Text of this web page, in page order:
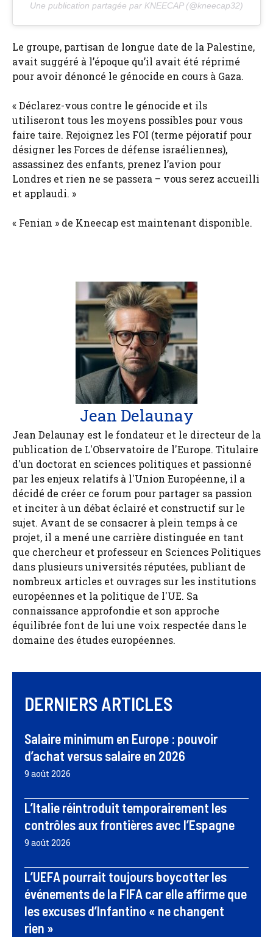
Une publication partagée par KNEECAP (@kneecap32)
Le groupe, partisan de longue date de la Palestine,
avait suggéré à l’époque qu’il avait été réprimé
pour avoir dénoncé le génocide en cours à Gaza.
« Déclarez-vous contre le génocide et ils
utiliseront tous les moyens possibles pour vous
faire taire. Rejoignez les FOI (terme péjoratif pour
désigner les Forces de défense israéliennes),
assassinez des enfants, prenez l’avion pour
Londres et rien ne se passera – vous serez accueilli
et applaudi. »
« Fenian » de Kneecap est maintenant disponible.
Jean Delaunay
Jean Delaunay est le fondateur et le directeur de la
publication de L'Observatoire de l'Europe. Titulaire
d'un doctorat en sciences politiques et passionné
par les enjeux relatifs à l'Union Européenne, il a
décidé de créer ce forum pour partager sa passion
et inciter à un débat éclairé et constructif sur le
sujet. Avant de se consacrer à plein temps à ce
projet, il a mené une carrière distinguée en tant
que chercheur et professeur en Sciences Politiques
dans plusieurs universités réputées, publiant de
nombreux articles et ouvrages sur les institutions
européennes et la politique de l'UE. Sa
connaissance approfondie et son approche
équilibrée font de lui une voix respectée dans le
domaine des études européennes.
DERNIERS ARTICLES
Salaire minimum en Europe : pouvoir
d’achat versus salaire en 2026
9 août 2026
L’Italie réintroduit temporairement les
contrôles aux frontières avec l’Espagne
9 août 2026
L’UEFA pourrait toujours boycotter les
événements de la FIFA car elle affirme que
les excuses d’Infantino « ne changent
rien »